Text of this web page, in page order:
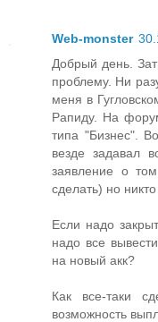
Web-monster
Добрый день.
проблему. Ни
меня в
Рапиду. На
типа "Бизнес".
везде задавал
заявление о
сделать) но
Если надо
надо все
на новый акк?
Как все-таки
возможность